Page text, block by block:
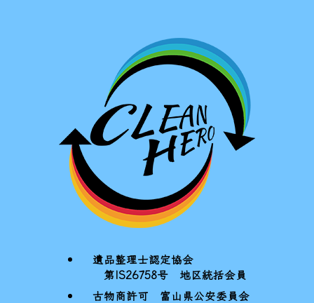
遺品整理士認定協会
第IS26758号 地区統括会員
古物商許可 富山県公安委員会